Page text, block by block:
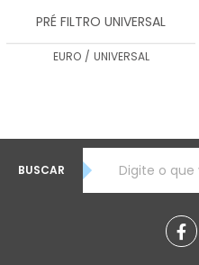
PRÉ FILTRO UNIVERSAL
EURO / UNIVERSAL
BUSCAR